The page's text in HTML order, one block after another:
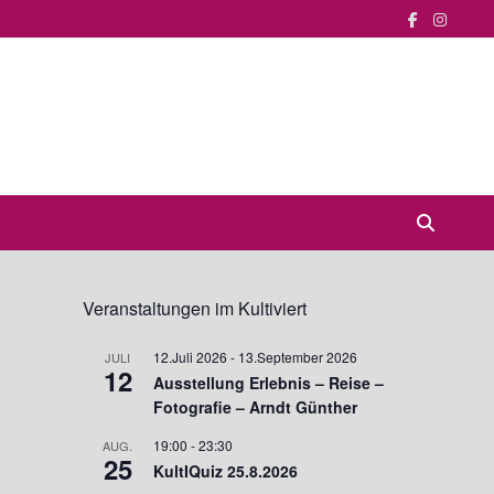
Veranstaltungen im Kultiviert
JULI
12
12.Juli 2026 - 13.September 2026
Ausstellung Erlebnis – Reise –
Fotografie – Arndt Günther
AUG.
25
19:00 -23:30
KultIQuiz 25.8.2026